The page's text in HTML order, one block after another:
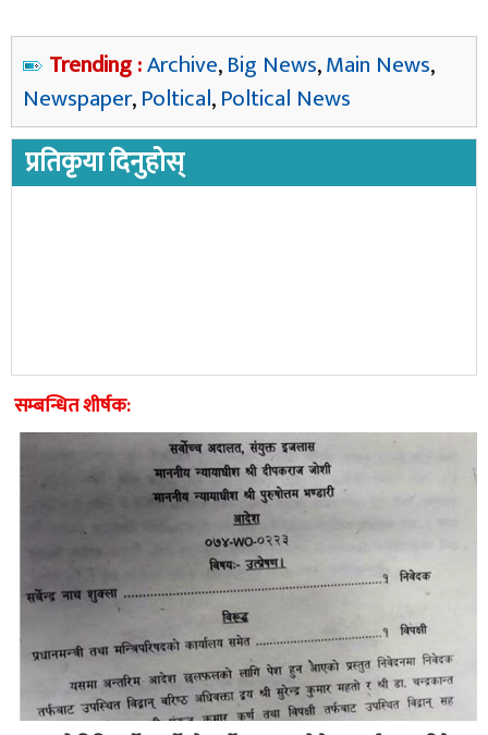
Trending :Archive,Big News,Main News,
Newspaper,Poltical,Poltical News
प्रतिकृया दिनुहोस्
सम्बन्धित शीर्षक: